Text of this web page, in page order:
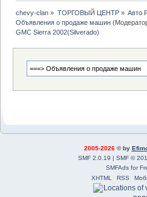
chevy-clan » ТОРГОВЫЙ ЦЕНТР» Авто
Объявления о продаже машин
GMC Sierra 2002(Silverado)
2005-2026© by
SMF 2.0.19 | SMF ©
SMFAdsfor
XHTML
RSS